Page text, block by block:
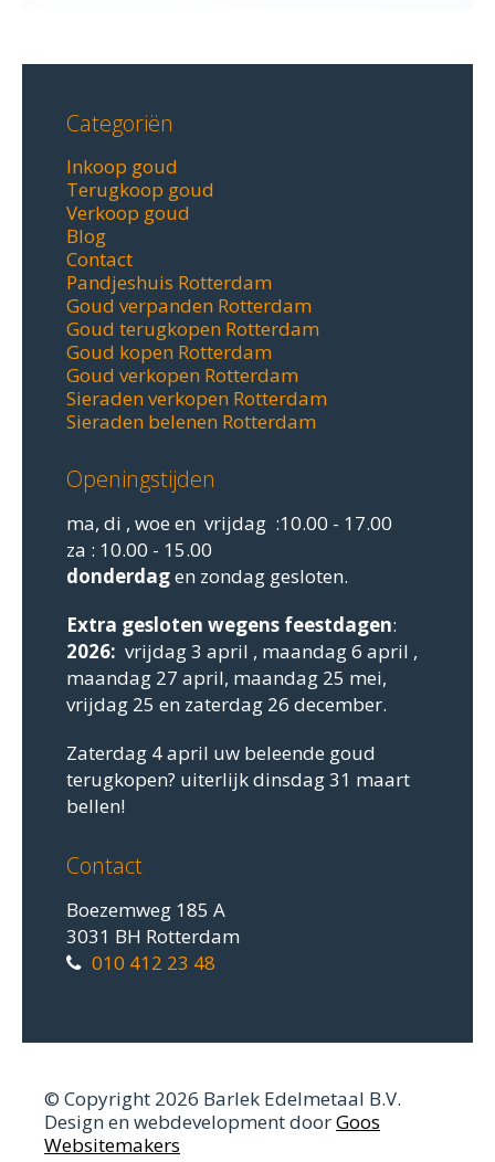
Categoriën
Inkoop goud
Terugkoop goud
Verkoop goud
Blog
Contact
Pandjeshuis Rotterdam
Goud verpanden Rotterdam
Goud terugkopen Rotterdam
Goud kopen Rotterdam
Goud verkopen Rotterdam
Sieraden verkopen Rotterdam
Sieraden belenen Rotterdam
Openingstijden
ma, di , woe en vrijdag :10.00 - 17.00
za : 10.00 - 15.00
donderdagen zondag gesloten.
Extra gesloten wegens feestdagen:
2026: vrijdag 3 april , maandag 6 april ,
maandag 27 april, maandag 25 mei,
vrijdag 25 en zaterdag 26 december.
Zaterdag 4 april uw beleende goud
terugkopen? uiterlijk dinsdag 31 maart
bellen!
Contact
Boezemweg 185 A
3031 BH Rotterdam
010 412 23 48
© Copyright 2026 Barlek Edelmetaal B.V.
Design en webdevelopment doorGoos
Websitemakers